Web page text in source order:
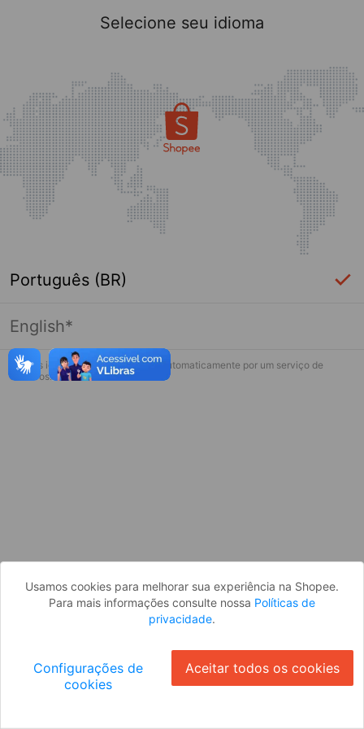
Página indisponível
Desculpe, algo deu errado. Faça login
Selecione seu idioma
Português (BR)
English*
* Esses idiomas serão traduzidos automaticamente por um serviço de
terceiros.
Usamos cookies para melhorar sua experiência na Shopee.
Para mais informações consulte nossa Políticas de
privacidade.
Configurações de
cookies
Aceitar todos os cookies